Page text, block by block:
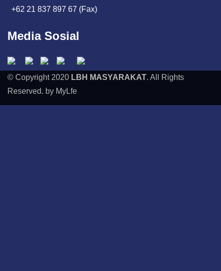
+62 21 837 897 67 (Fax)
Media Sosial
© Copyright 2020 LBH MASYARAKAT. All Rights
Reserved. by MyLfe